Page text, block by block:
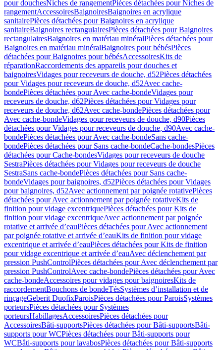
pour douchesNiches de rangementPièces détachées pour Niches de
rangementAccessoiresBaignoiresBaignoires en acrylique
sanitairePièces détachées pour Baignoires en acrylique
sanitaireBaignoires rectangulairesPièces détachées pour Baignoires
rectangulairesBaignoires en matériau minéralPièces détachées pour
Baignoires en matériau minéralBaignoires pour bébésPièces
détachées pour Baignoires pour bébésAccessoiresKits de
réparationRaccordements des appareils pour douches et
baignoiresVidages pour receveurs de douche, d52Pièces détachées
pour Vidages pour receveurs de douche, d52Avec cache-
bondePièces détachées pour Avec cache-bondeVidages pour
receveurs de douche, d62Pièces détachées pour Vidages pour
receveurs de douche, d62Avec cache-bondePièces détachées pour
Avec cache-bondeVidages pour receveurs de douche, d90Pièces
détachées pour Vidages pour receveurs de douche, d90Avec cache-
bondePièces détachées pour Avec cache-bondeSans cache-
bondePièces détachées pour Sans cache-bondeCache-bondesPièces
détachées pour Cache-bondesVidages pour receveurs de douche
SestraPièces détachées pour Vidages pour receveurs de douche
SestraSans cache-bondePièces détachées pour Sans cache-
bondeVidages pour baignoires, d52Pièces détachées pour Vidages
pour baignoires, d52Avec actionnement par poignée rotativePièces
détachées pour Avec actionnement par poignée rotativeKits de
finition pour vidage excentriquePièces détachées pour Kits de
finition pour vidage excentriqueAvec actionnement par poignée
rotative et arrivée d’eauPièces détachées pour Avec actionnement
par poignée rotative et arrivée d’eauKits de finition pour vidage
excentrique et arrivée d’eauPièces détachées pour Kits de finition
pour vidage excentrique et arrivée d’eauAvec déclenchement par
pression PushControlPièces détachées pour Avec déclenchement par
pression PushControlAvec cache-bondePièces détachées pour Avec
cache-bondeAccessoires pour vidages pour baignoiresKits de
raccordementBouchons de bondeTésSystèmes d’installation et de
rinçageGeberit DuofixParoisPièces détachées pour ParoisSystèmes
porteursPièces détachées pour Systèmes
porteursHabillagesAccessoiresPièces détachées pour
AccessoiresBâti-supportsPièces détachées pour Bâti-supportsBâti-
supports pour WCPièces détachées pour Bâti-supports pour
WCBâti-supports pour lavabosPièces détachées pour Bâti-supports